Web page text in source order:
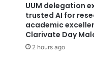
UUM delegation
trusted AI for
academic
Clarivate Day
2 hours ago